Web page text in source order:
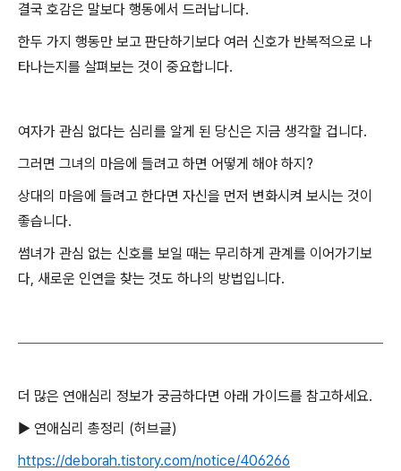
결국 호감은 말보다 행동에서 드러납니다.
한두 가지 행동만 보고 판단하기보다 여러 신호가 반복적으로 나
타나는지를 살펴보는 것이 중요합니다.
여자가 관심 없다는 심리를 알게 된 당신은 지금 생각할 겁니다.
그러면 그녀의 마음에 들려고 하면 어떻게 해야 하지?
상대의 마음에 들려고 한다면 자신을 먼저 변화시켜 보시는 것이
좋습니다.
썸녀가 관심 없는 신호를 보일 때는 무리하게 관계를 이어가기보
다, 새로운 인연을 찾는 것도 하나의 방법입니다.
더 많은 연애심리 정보가 궁금하다면 아래 가이드를 참고하세요.
▶ 연애심리 총정리 (허브글)
https://deborah.tistory.com/notice/406266